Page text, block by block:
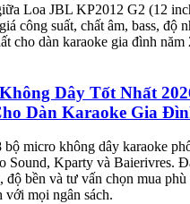
Loa JBL KP2012 G2 (12
công suất, chất âm, bass, độ
cho dàn karaoke gia đình năm
Dây Tốt Nhất
Dàn Karaoke Gia
bộ micro không dây karaoke
Sound, Kparty và Baierivres.
độ bền và tư vấn chọn mua
với mọi ngân sách.